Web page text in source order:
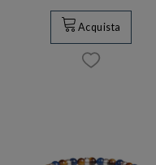
Acquista